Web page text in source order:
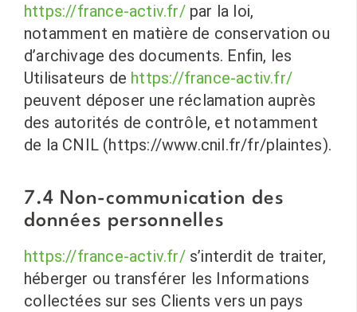
https://france-activ.fr/par la loi,
notamment en matière de conservation ou
d’archivage des documents. Enfin, les
Utilisateurs de https://france-activ.fr/
peuvent déposer une réclamation auprès
des autorités de contrôle, et notamment
de la CNIL (https://www.cnil.fr/fr/plaintes).
7.4 Non-communication des
données personnelles
https://france-activ.fr/s’interdit de traiter,
héberger ou transférer les Informations
collectées sur ses Clients vers un pays